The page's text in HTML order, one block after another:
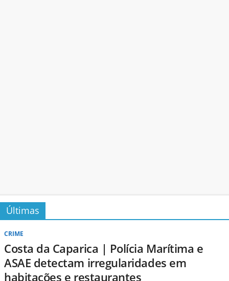
Últimas
CRIME
Costa da Caparica | Polícia Marítima e
ASAE detectam irregularidades em
habitações e restaurantes